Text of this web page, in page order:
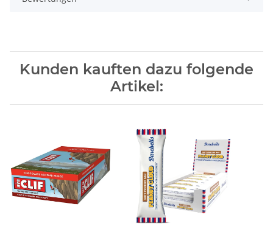
Kunden kauften dazu folgende
Artikel: